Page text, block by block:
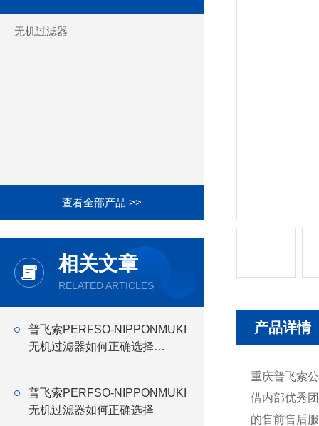
无机过滤器
查看全部产品 >>
相关文章
RELATED ARTICLES
普飞索PERFSO-NIPPONMUKI
无机过滤器如何正确选择
普飞索PERFSO-NIPPONMUKI
无机过滤器如何正确选择
产品详情
重庆普飞索
借内部优秀
的售前售后